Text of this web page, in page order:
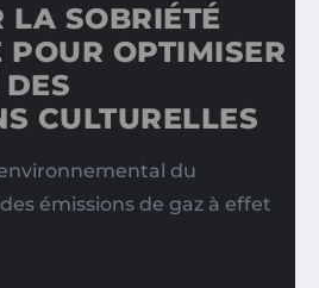
LA SOBRIÉTÉ
POUR OPTIMISER
CULTURELLES
du
émissions de gaz à effet